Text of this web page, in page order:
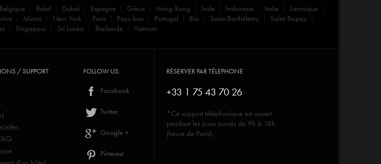
Belgique Brésil Dubaï Espagne Grèce Hong-Kong Inde Indonesie Italie
Jamaique
Miami New York Paris Pays-bas Portugal Rio Saint-Barthélemy
Saint-Tropez
Singapour Sri Lanka Thailande Vietnam
/ SUPPORT FOLLOW US:
Facebook
Twitter
Google +
Pinterest
RÉSERVER PAR TÉLEPHONE
+33 1 75 43 70 26
*Ce support téléphonique est ouvert
pendant les jours ouvrés de 9h à 18h
(heure de Paris).